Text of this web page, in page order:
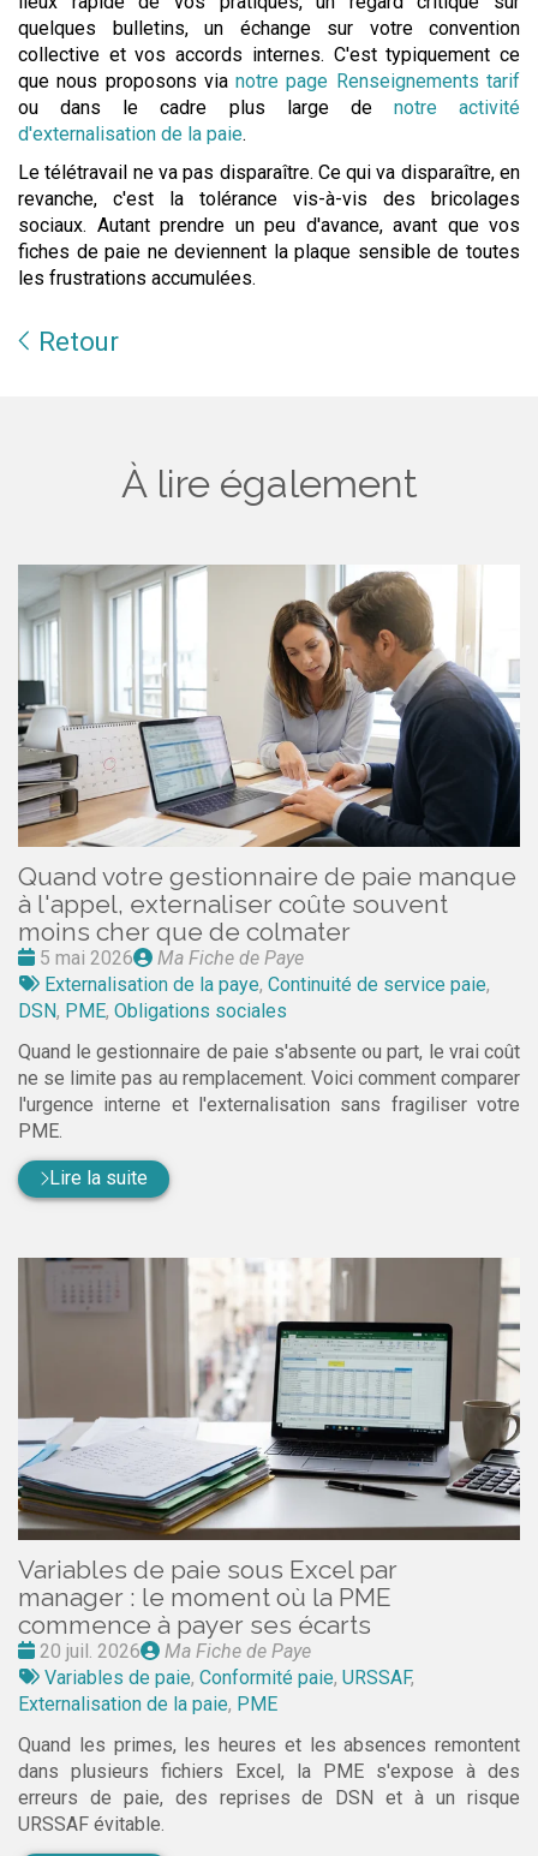
quelques bulletins, un échange sur votre convention
collective et vos accords internes. C'est typiquement ce
que nous proposons vianotre page Renseignements tarif
ou dans le cadre plus large de notre activité
d'externalisation de la paie.
Le télétravail ne va pas disparaître. Ce qui va disparaître, en
revanche, c'est la tolérance vis-à-vis des bricolages
sociaux. Autant prendre un peu d'avance, avant que vos
fiches de paie ne deviennent la plaque sensible de toutes
les frustrations accumulées.
Retour
À lire également
Quand votre gestionnaire de paie manque
à l'appel, externaliser coûte souvent
moins cher que de colmater
Date
:
5 mai 2026
Publié
par
Ma Fiche de Paye
Tags
:
Externalisation de la paye, Continuité de service paie,
DSN, PME, Obligations sociales
Quand le gestionnaire de paie s'absente ou part, le vrai coût
ne se limite pas au remplacement. Voici comment comparer
l'urgence interne et l'externalisation sans fragiliser votre
PME.
Lire la suite
Variables de paie sous Excel par
manager : le moment où la PME
commence à payer ses écarts
Date
:
20 juil. 2026
Publié
par
Ma Fiche de Paye
Tags
:
Variables de paie, Conformité paie, URSSAF,
Externalisation de la paie, PME
Quand les primes, les heures et les absences remontent
dans plusieurs fichiers Excel, la PME s'expose à des
erreurs de paie, des reprises de DSN et à un risque
URSSAF évitable.